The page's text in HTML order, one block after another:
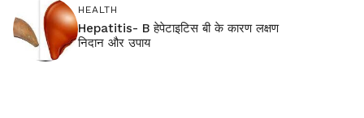
HEALTH
Hepatitis- B हेपेटाइटिस बी के कारण लक्षण
निदान और उपाय